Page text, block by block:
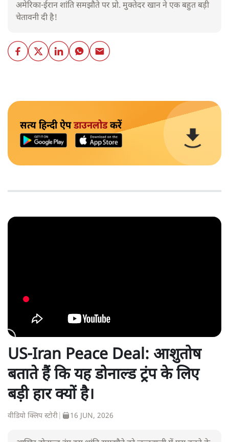
अमेरिका-ईरान शांति समझौते पर प्रो. मुक्तेदर खान ने एक बहुत बड़ी
चेतावनी दी है!
सत्य हिन्दी ऐपडाउनलोडकरें
US-Iran Peace Deal: आशुतोष
बताते हैं कि यह डोनाल्ड ट्रंप के लिए
बड़ी हार क्यों है।
वीडियो क्लिप स्टोरी 16 JUN, 2026